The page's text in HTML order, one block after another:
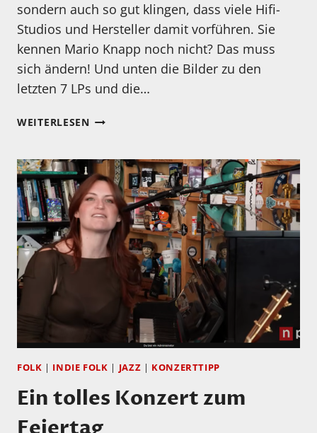
sondern auch so gut klingen, dass viele Hifi-
Studios und Hersteller damit vorführen. Sie
kennen Mario Knapp noch nicht? Das muss
sich ändern! Und unten die Bilder zu den
letzten 7 LPs und die…
WEITERLESENMORGEN
NEUES
VIDEO!
MARIO
KNAPP
UND
VIELE
GROSSARTIGE U
HANTASTISCH K
LINGENDE L
FOLK | INDIE FOLK | JAZZ | KONZERTTIPP
Ein tolles Konzert zum